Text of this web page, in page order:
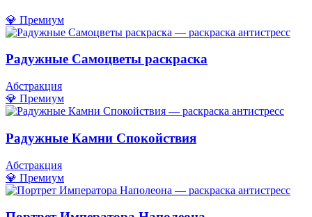
💎 Премиум
Радужные Самоцветы раскраска
Абстракция
💎 Премиум
Радужные Камни Спокойствия
Абстракция
💎 Премиум